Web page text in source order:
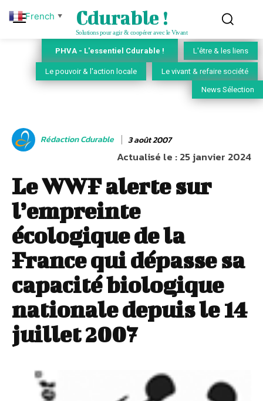
Cdurable !
Solutions pour agir & coopérer avec le Vivant
PHVA - L'essentiel Cdurable ! L'être & les liens
Le pouvoir & l'action locale Le vivant & refaire société
News Sélection
Rédaction Cdurable 3 août 2007
Actualisé le :25 janvier 2024
Le WWF alerte sur
l’empreinte
écologique de la
France qui dépasse sa
capacité biologique
nationale depuis le 14
juillet 2007
French ▼